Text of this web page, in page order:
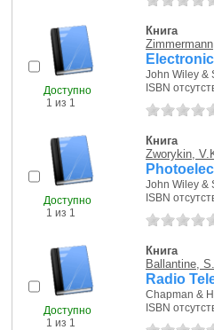
Доступно
1 из 1
Книга
John Wiley &
ISBN
Доступно
1 из 1
Книга
Zworykin,
John Wiley &
ISBN
Доступно
1 из 1
Книга
Ballantine, S.
Radio
Chapman &
ISBN